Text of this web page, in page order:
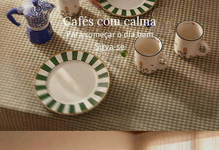
Cafés com calma
Para começar o dia bem
Sirva-se